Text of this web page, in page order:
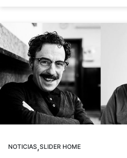
NOTICIAS,SLIDER HOME